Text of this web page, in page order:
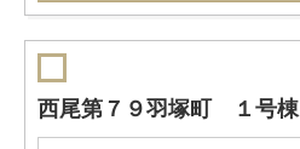
西尾第７９羽塚町 １号棟